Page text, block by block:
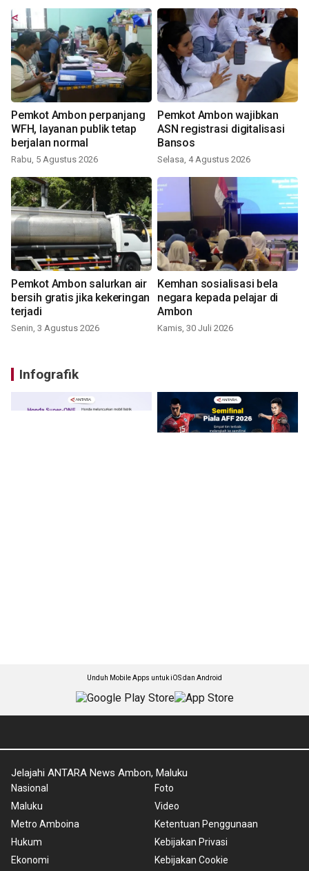
Pemkot Ambon perpanjang
WFH, layanan publik tetap
berjalan normal
Rabu, 5 Agustus 2026
Pemkot Ambon wajibkan
ASN registrasi digitalisasi
Bansos
Selasa, 4 Agustus 2026
Pemkot Ambon salurkan air
bersih gratis jika kekeringan
terjadi
Senin, 3 Agustus 2026
Kemhan sosialisasi bela
negara kepada pelajar di
Ambon
Kamis, 30 Juli 2026
Infografik
Unduh Mobile Apps untuk iOS dan Android
Jelajahi ANTARA News Ambon, Maluku
Nasional
Maluku
Metro Amboina
Hukum
Ekonomi
Foto
Video
Ketentuan Penggunaan
Kebijakan Privasi
Kebijakan Cookie